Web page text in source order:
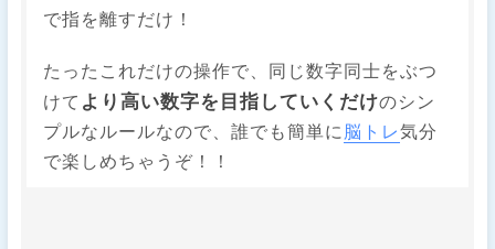
で指を離すだけ！
たったこれだけの操作で、同じ数字同士をぶつ
けて より高い数字を目指していくだけのシン
プルなルールなので、誰でも簡単に脳トレ気分
で楽しめちゃうぞ！！